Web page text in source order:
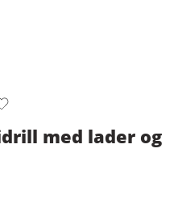
med lader og